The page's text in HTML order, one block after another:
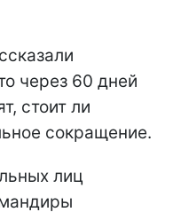
через 60 дней
стоит ли
сокращение.
лиц